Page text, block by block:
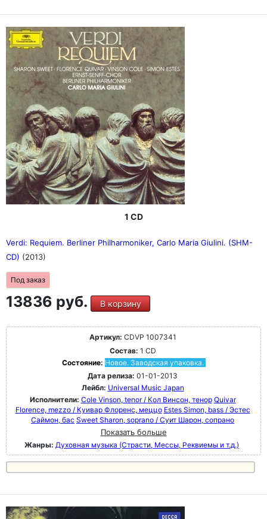
1 CD
Verdi: Requiem. Berliner Philharmoniker, Carlo Maria Giulini. (SHM-
CD) (2013)
Под заказ
13836 руб. В корзину
Артикул: CDVP 1007341
Состав: 1 CD
Состояние: Новое. Заводская упаковка.
Дата релиза: 01-01-2013
Лейбл: Universal Music Japan
Исполнители: Cole Vinson, tenor / Кол Винсон, тенор Quivar
Florence, mezzo / Куивар Флоренс, меццо Estes Simon, bass / Эстес
Саймон, бас Sweet Sharon, soprano / Суит Шарон, сопрано
Показать больше
Жанры: Духовная музыка (Страсти, Мессы, Реквиемы и т.д.)